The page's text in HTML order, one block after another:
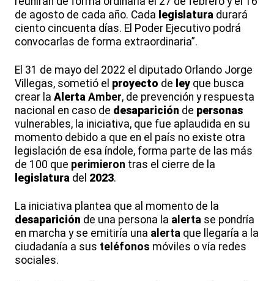
de agosto de cada año. Cada legislatura durará
ciento cincuenta días. El Poder Ejecutivo podrá
convocarlas de forma extraordinaria”.
El 31 de mayo del 2022 el diputado Orlando Jorge
Villegas, sometió el proyecto de ley que busca
crear la Alerta Amber, de prevención y respuesta
nacional en caso de desaparición de personas
vulnerables, la iniciativa, que fue aplaudida en su
momento debido a que en el país no existe otra
legislación de esa índole, forma parte de las más
de 100 que perimieron tras el cierre de la
legislatura del 2023.
La iniciativa plantea que al momento de la
desaparición de una persona la alerta se pondría
en marcha y se emitiría una alerta que llegaría a la
ciudadanía a sus teléfonos móviles o vía redes
sociales.